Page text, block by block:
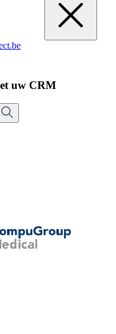
uw CRM